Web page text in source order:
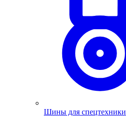
Шины для спецтехники